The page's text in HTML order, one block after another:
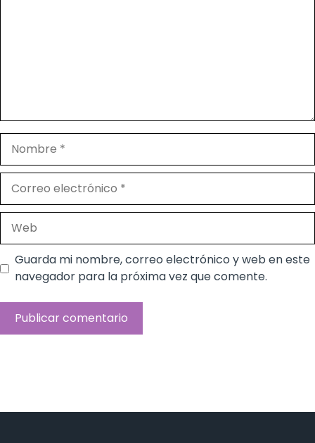
Nombre
electrónico
Guarda mi nombre, correo electrónico y web en este
navegador para la próxima vez que comente.